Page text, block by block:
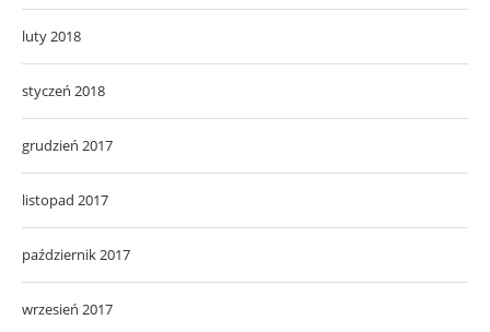
luty 2018
styczeń 2018
grudzień 2017
listopad 2017
październik 2017
wrzesień 2017